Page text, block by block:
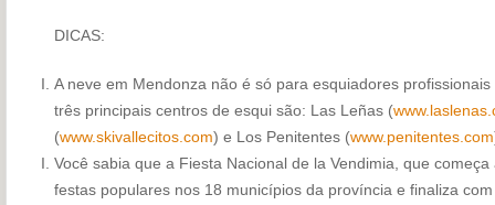
DICAS:
A neve em Mendonza não é só para esquiadores
três principais centros de esqui são: Las Leñas (
(www.skivallecitos.com) e Los Penitentes (www.penitentes.com
Você sabia que a Fiesta Nacional de la Vendimia, que
festas populares nos 18 municípios da província e finaliza